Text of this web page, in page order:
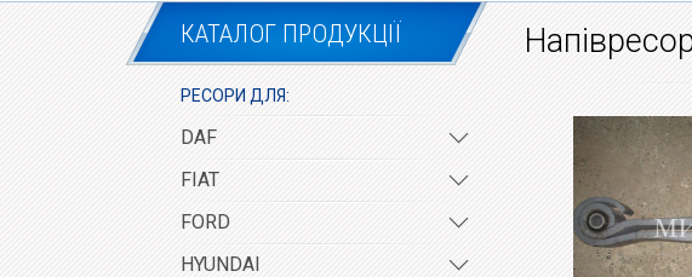
КАТАЛОГ ПРОДУКЦІЇ
РЕСОРИ ДЛЯ:
DAF
FIAT
FORD
HYUNDAI